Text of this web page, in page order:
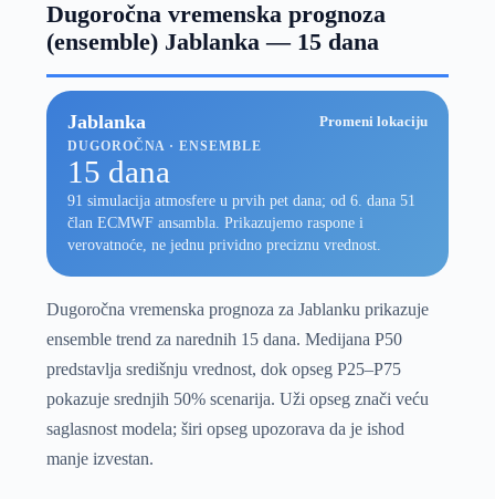
Dugoročna vremenska prognoza
(ensemble) Jablanka — 15 dana
Jablanka Promeni lokaciju
DUGOROČNA · ENSEMBLE
15 dana
91 simulacija atmosfere u prvih pet dana; od 6. dana 51
član ECMWF ansambla. Prikazujemo raspone i
verovatnoće, ne jednu prividno preciznu vrednost.
Dugoročna vremenska prognoza za Jablanku prikazuje
ensemble trend za narednih 15 dana. Medijana P50
predstavlja središnju vrednost, dok opseg P25–P75
pokazuje srednjih 50% scenarija. Uži opseg znači veću
saglasnost modela; širi opseg upozorava da je ishod
manje izvestan.